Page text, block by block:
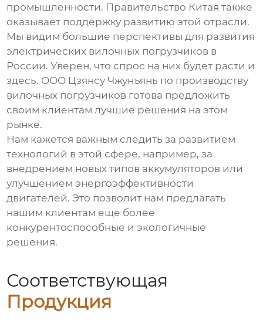
промышленности. Правительство Китая также
оказывает поддержку развитию этой отрасли.
Мы видим большие перспективы для развития
электрических вилочных погрузчиков в
России. Уверен, что спрос на них будет расти и
здесь. ООО Цзянсу Чжунъянь по производству
вилочных погрузчиков готова предложить
своим клиентам лучшие решения на этом
рынке.
Нам кажется важным следить за развитием
технологий в этой сфере, например, за
внедрением новых типов аккумуляторов или
улучшением энергоэффективности
двигателей. Это позволит нам предлагать
нашим клиентам еще более
конкурентоспособные и экологичные
решения.
Соответствующая
Продукция